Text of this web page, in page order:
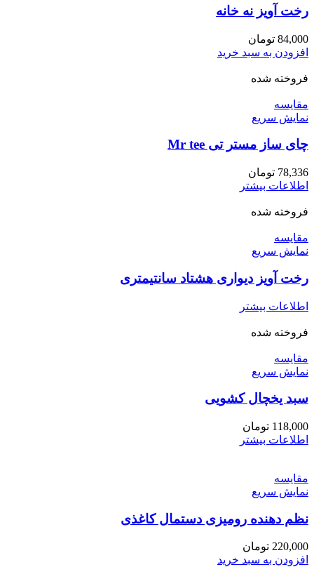
رخت آویز نه خانه
84,000 تومان
افزودن به سبد خرید
فروخته شده
مقايسه
نمایش سریع
چای ساز مستر تی Mr tee
78,336 تومان
اطلاعات بیشتر
فروخته شده
مقايسه
نمایش سریع
رخت آویز دیواری هشتاد سانتیمتری
اطلاعات بیشتر
فروخته شده
مقايسه
نمایش سریع
سبد یخچال کشویی
118,000 تومان
اطلاعات بیشتر
مقايسه
نمایش سریع
نظم دهنده رومیزی دستمال کاغذی
220,000 تومان
افزودن به سبد خرید